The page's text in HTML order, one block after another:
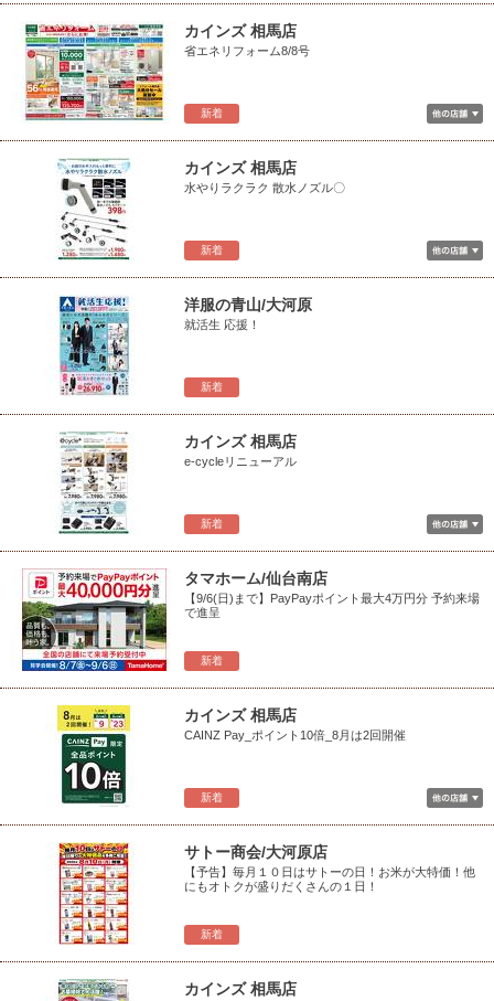
新着
カインズ 相馬店
省エネリフォーム8/8号
新着
カインズ 相馬店
水やりラクラク 散水ノズル〇
新着
洋服の青山/大河原
就活生 応援！
新着
カインズ 相馬店
e-cycleリニューアル
新着
タマホーム/仙台南店
【9/6(日)まで】PayPayポイント最大4万円分 予約来場
で進呈
新着
カインズ 相馬店
CAINZ Pay_ポイント10倍_8月は2回開催
新着
サトー商会/大河原店
【予告】毎月１０日はサトーの日！お米が大特価！他
にもオトクが盛りだくさんの１日！
カインズ 相馬店